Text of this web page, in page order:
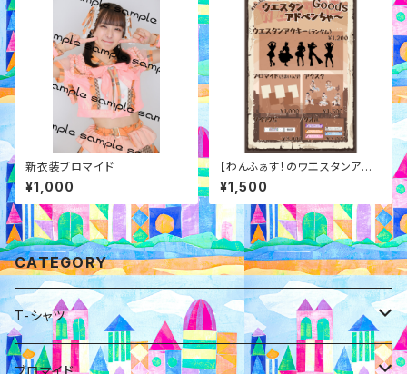
新衣装ブロマイド
¥1,000
【わんふぁす！のウエスタンアド
ベンちゃ～】ランダムアクスタ
¥1,500
CATEGORY
T-シャツ
小日向麻衣
ブロマイド